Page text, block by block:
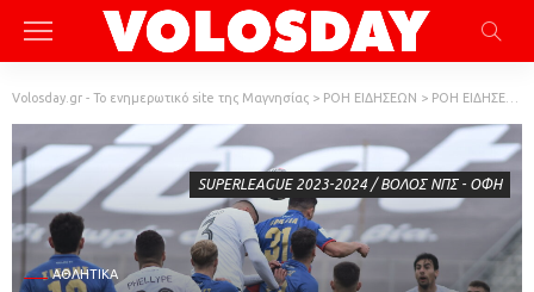
Volosday.gr - Το ενημερωτικό site της Μαγνησίας > ΡΟΗ ΕΙΔΗΣΕΩΝ > ΡΟΗ ΕΙΔΗΣΕΩΝ
ΑΘΛΗΤΙΚΆ
SUPERLEAGUE 2023-2024 / ΒΟΛΟΣ ΝΠΣ - ΟΦΗ